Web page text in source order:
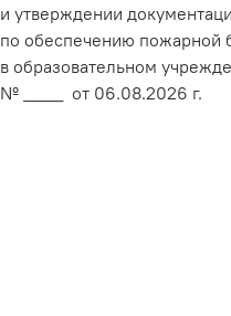
и утверждении
по обеспечению пожарной
в образовательном
№ ____ от 06.08.2026 г.